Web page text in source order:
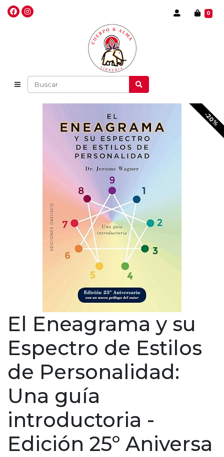
0
-20%
El Eneagrama y su
Espectro de Estilos
de Personalidad:
Una guía
introductoria -
Edición 25º Aniversa